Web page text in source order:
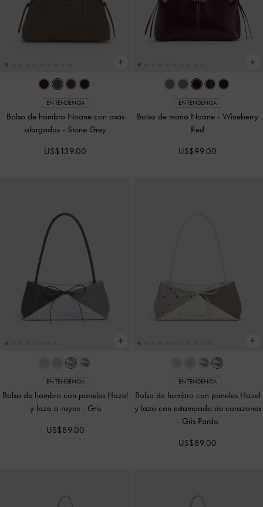
EN TENDENCIA
Bolso de hombro Noane con asas
alargadas - Stone Grey
US$139.00
EN TENDENCIA
Bolso de mano Noane -Wineberry
Red
US$99.00
EN TENDENCIA
Bolso de hombro con paneles Hazel
y lazo a rayas - Gris
US$89.00
EN TENDENCIA
Bolso de hombro con paneles Hazel
y lazo con estampado de corazones
- Gris Pardo
US$89.00